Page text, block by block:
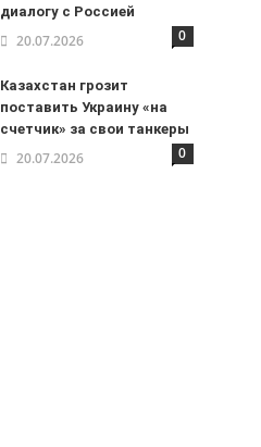
диалогу с Россией
20.07.2026 0
Казахстан грозит
поставить Украину «на
счетчик» за свои танкеры
20.07.2026 0